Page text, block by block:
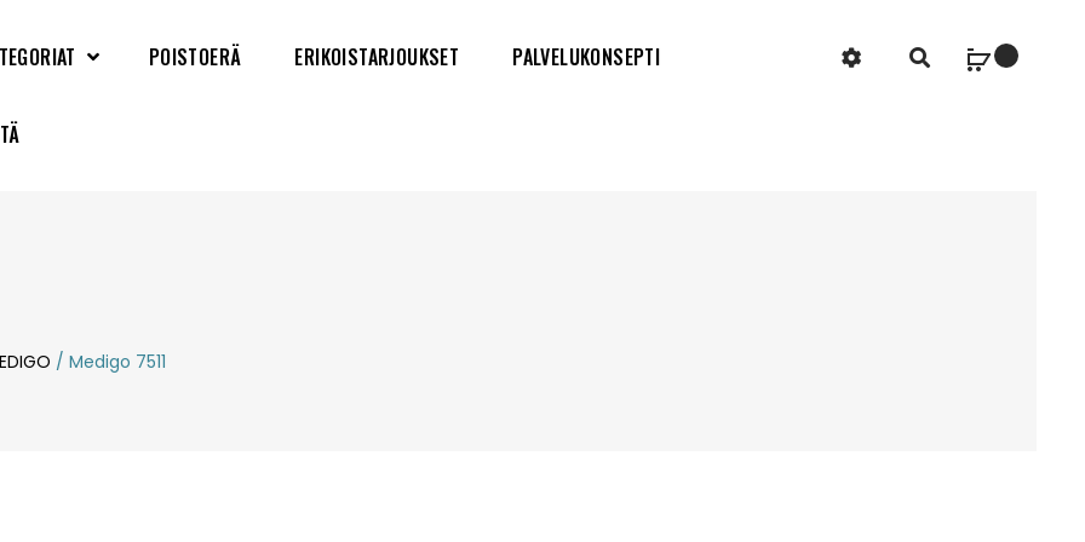
POISTOERÄ ERIKOISTARJOUKSET PALVELUKONSEPTI
/ Medigo 7511